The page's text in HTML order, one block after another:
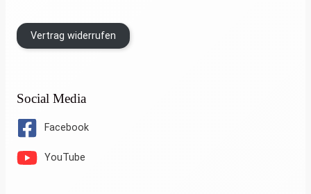
Vertrag widerrufen
Social Media
Facebook
YouTube